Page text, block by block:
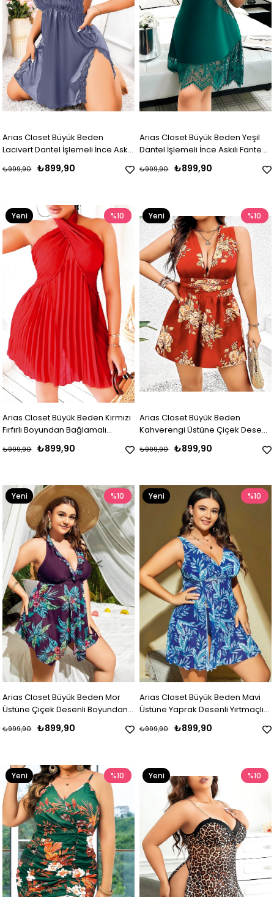
Arias Closet Büyük Beden
Lacivert Dantel İşlemeli İnce Askılı
Saten Fantezi Gecelik
₺899,90
₺999,90
Arias Closet Büyük Beden Yeşil
Dantel İşlemeli İnce Askılı Fantezi
₺899,90
₺999,90
Arias Closet Büyük Beden Kırmızı
Fırfırlı Boyundan Bağlamalı
₺899,90
₺999,90
%10
Yeni
Ürün
Arias Closet Büyük Beden
Kahverengi Üstüne Çiçek Desenli
₺899,90
₺999,90
%10
Yeni
Ürün
Arias Closet Büyük Beden Mor
Üstüne Çiçek Desenli Boyundan
Bağlamalı Elbise
₺899,90
₺999,90
%10
Yeni
Ürün
Arias Closet Büyük Beden Mavi
Üstüne Yaprak Desenli Yırtmaçlı
₺899,90
₺999,90
%10
Yeni
%10
Yeni
Ürün
%10
Yeni